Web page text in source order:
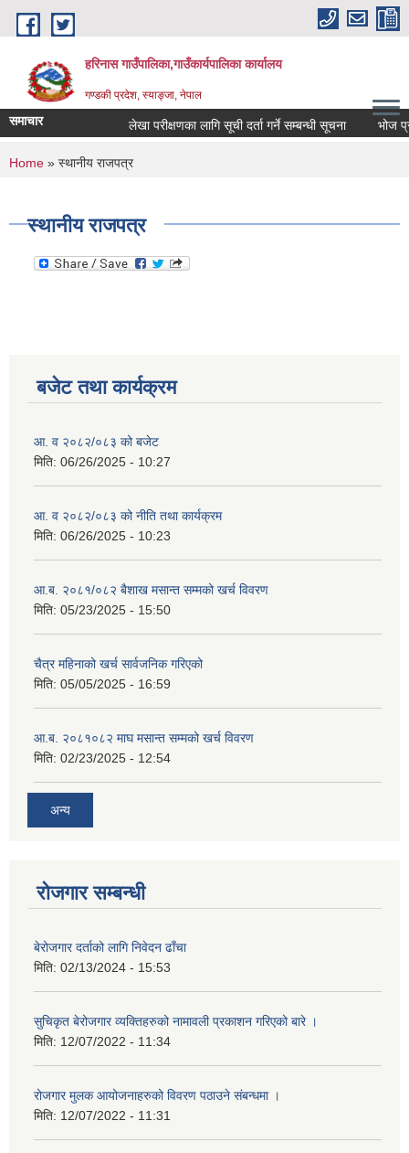
Skip to main content
हरिनास गाउँपालिका,गाउँकार्यपालिका कार्यालय
गण्डकी प्रदेश, स्याङ्जा, नेपाल
समाचार लेखा परीक्षणका लागि सूची दर्ता गर्ने सम्बन्धी सूचना भोज
You are here
Home » स्थानीय राजपत्र
स्थानीय राजपत्र
बजेट तथा कार्यक्रम
आ. व २०८२/०८३ को बजेट
मिति: 06/26/2025 - 10:27
आ. व २०८२/०८३ को नीति तथा कार्यक्रम
मिति: 06/26/2025 - 10:23
आ.ब. २०८१/०८२ बैशाख मसान्त सम्मको खर्च विवरण
मिति: 05/23/2025 - 15:50
चैत्र महिनाको खर्च सार्वजनिक गरिएको
मिति: 05/05/2025 - 16:59
आ.ब. २०८१०८२ माघ मसान्त सम्मको खर्च विवरण
मिति: 02/23/2025 - 12:54
अन्य
रोजगार सम्बन्धी
बेरोजगार दर्ताको लागि निवेदन ढाँचा
मिति: 02/13/2024 - 15:53
सुचिकृत बेरोजगार व्यक्तिहरुको नामावली प्रकाशन गरिएको बारे ।
मिति: 12/07/2022 - 11:34
रोजगार मुलक आयोजनाहरुको विवरण पठाउने संबन्धमा ।
मिति: 12/07/2022 - 11:31